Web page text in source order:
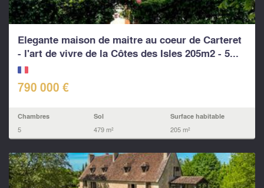
Elegante maison de maitre au coeur de Carteret
- l'art de vivre de la Côtes des Isles 205m2 - 5...
790 000 €
Chambres
5
Sol
479 m²
Surface habitable
205 m²